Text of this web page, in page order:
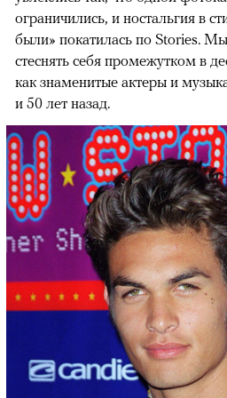
ограничились, и ностальгия в
были» покатилась по Stories.
стеснять себя промежутком в
как знаменитые актеры и
и 50 лет назад.